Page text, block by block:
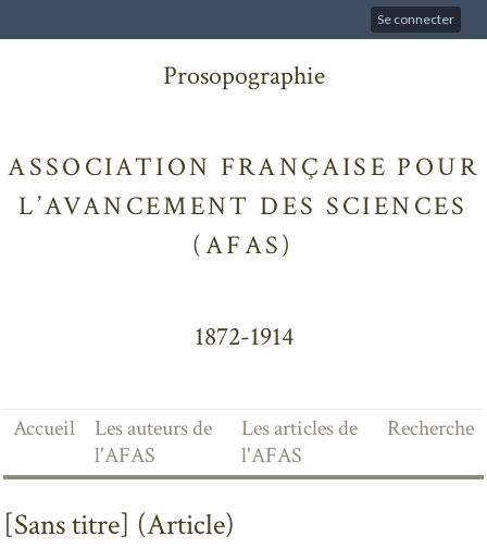
Se connecter
Prosopographie
ASSOCIATION FRANÇAISE POUR
L’AVANCEMENT DES SCIENCES
(AFAS)
1872-1914
Accueil
Les auteurs de
l'AFAS
Les articles de
l'AFAS
Recherche
[Sans titre] (Article)